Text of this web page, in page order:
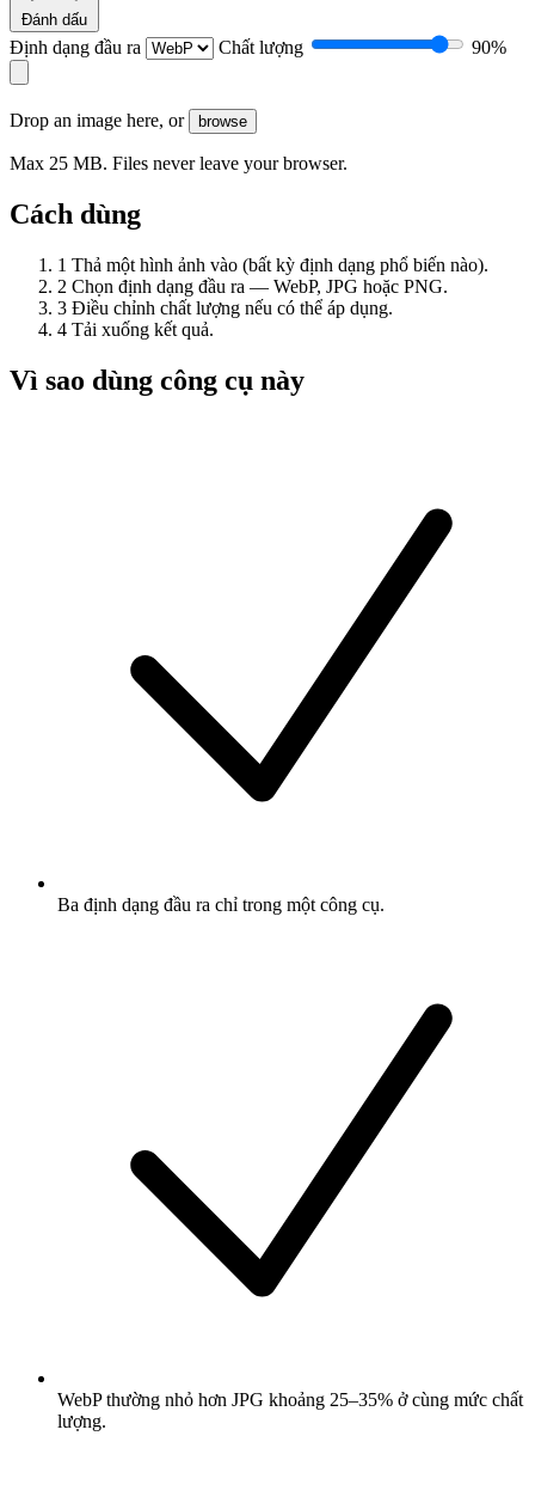
Đánh dấu
Định dạng đầu ra Chất lượng 90%
Drop an image here, or browse
Max 25 MB. Files never leave your browser.
Cách dùng
1 Thả một hình ảnh vào (bất kỳ định dạng phổ biến nào).
2 Chọn định dạng đầu ra — WebP, JPG hoặc PNG.
3 Điều chỉnh chất lượng nếu có thể áp dụng.
4 Tải xuống kết quả.
Vì sao dùng công cụ này
Ba định dạng đầu ra chỉ trong một công cụ.
WebP thường nhỏ hơn JPG khoảng 25–35% ở cùng mức chất
lượng.